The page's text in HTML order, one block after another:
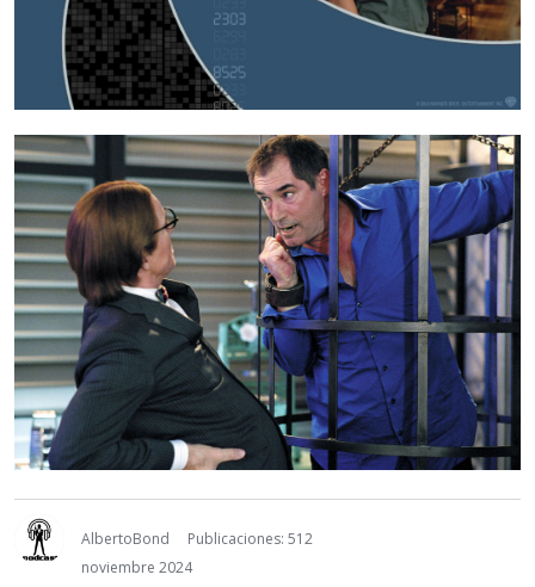
AlbertoBond
Publicaciones: 512
noviembre 2024